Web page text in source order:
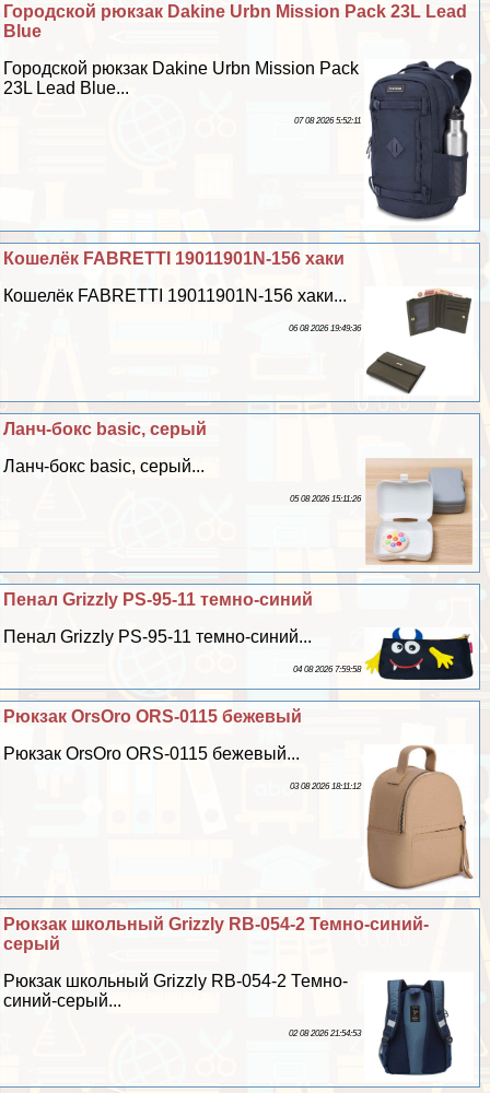
Городской рюкзак Dakine Urbn Mission Pack 23L Lead
Blue
Городской рюкзак Dakine Urbn Mission Pack
23L Lead Blue...
07 08 2026 5:52:11
Кошелёк FABRETTI 19011901N-156 хаки
Кошелёк FABRETTI 19011901N-156 хаки...
06 08 2026 19:49:36
Ланч-бокс basic, серый
Ланч-бокс basic, серый...
05 08 2026 15:11:26
Пенал Grizzly PS-95-11 темно-синий
Пенал Grizzly PS-95-11 темно-синий...
04 08 2026 7:59:58
Рюкзак OrsOro ORS-0115 бежевый
Рюкзак OrsOro ORS-0115 бежевый...
03 08 2026 18:11:12
Рюкзак школьный Grizzly RB-054-2 Темно-синий-
серый
Рюкзак школьный Grizzly RB-054-2 Темно-
синий-серый...
02 08 2026 21:54:53